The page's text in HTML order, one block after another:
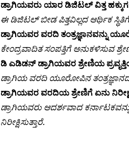
ಡ್ರಾಗಿಯವರು ಯಾರ ಡಿಜಿಟಲ್ ವಿತ್ತ
ಈ ಡಿಜಿಟಲ್ ಬೀಡ ಪಿತ್ತವಿಲ್ಲದ ಆರ್ಥಿಕ ಸ್ಥಿತಿಗೆ
ಡ್ರಾಗಿಯವರ ವರದಿ ತಂತ್ರಜ್ಞಾನವನ್ನು
ಕೇಂದ್ರವಾದಿತ ಸಂಪತ್ತಿಗೆ ಅನುಕಳಿಸುವ
ಡಿ ಎಡಿಡನ್ ಡ್ರಾಗಿಯವರ ಶ್ರೇಣಿಯ
ಡ್ರಾಗಿಯ ವರದಿ ಯೂರೋಪಿನ
ಡ್ರಾಗಿಯವರ ವರದಿಯ ಶ್ರೇಣಿಗೆ ಏನು
ಡ್ರಾಗಿಯವರು ಆದರ್ಶವಾದ
ನಿರೀಕ್ಷಿಸುತ್ತಾರೆ.